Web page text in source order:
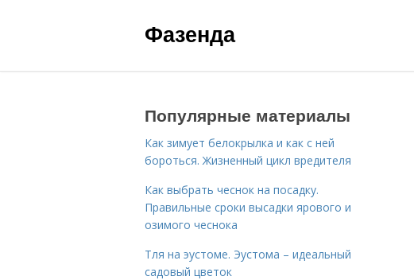
Фазенда
Популярные материалы
Как зимует белокрылка и как с ней
бороться. Жизненный цикл вредителя
Как выбрать чеснок на посадку.
Правильные сроки высадки ярового и
озимого чеснока
Тля на эустоме. Эустома – идеальный
садовый цветок